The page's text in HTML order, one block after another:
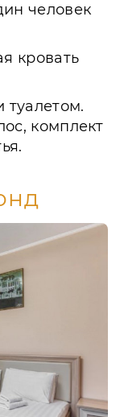
человек
кровать
комплект